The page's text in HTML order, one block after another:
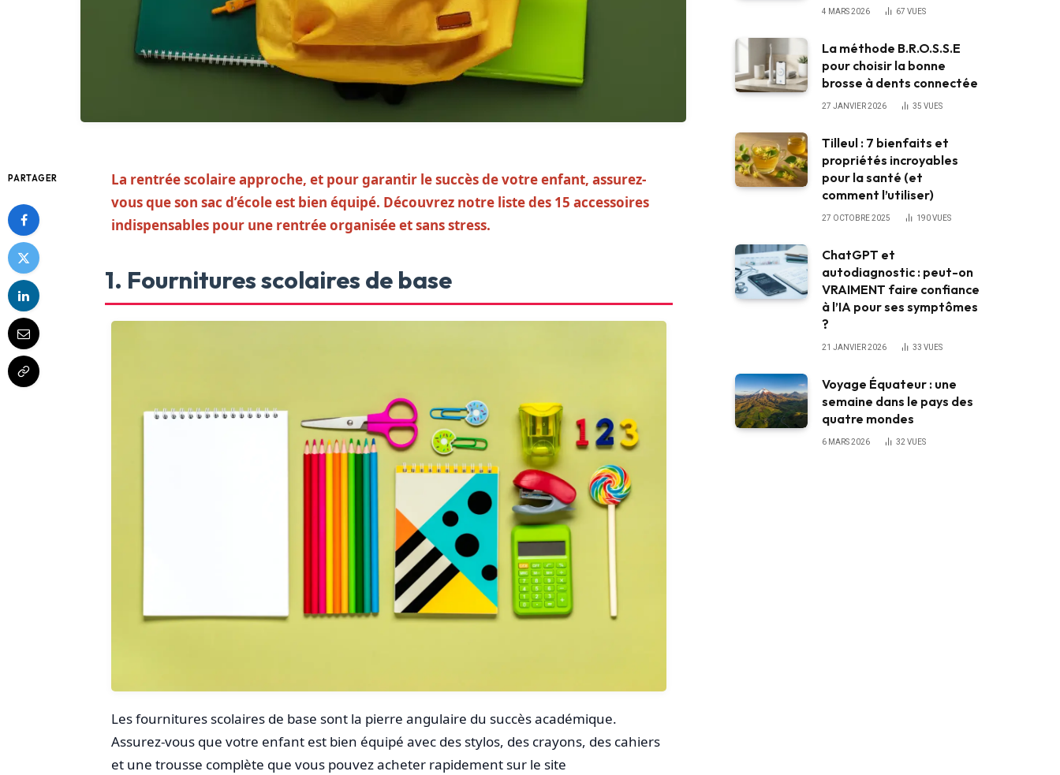
PARTAGER
La rentrée scolaire approche, et pour garantir le succès de votre enfant, assurez-
vous que son sac d’école est bien équipé. Découvrez notre liste des 15 accessoires
indispensables pour une rentrée organisée et sans stress.
1. Fournitures scolaires de base
Les fournitures scolaires de base sont la pierre angulaire du succès académique.
Assurez-vous que votre enfant est bien équipé avec des stylos, des crayons, des cahiers
et une trousse complète que vous pouvez acheter rapidement sur le site
4 MARS 2026 67 VUES
La méthode B.R.O.S.S.E
pour choisir la bonne
brosse à dents connectée
27 JANVIER 2026 35 VUES
Tilleul : 7 bienfaits et
propriétés incroyables
pour la santé (et
comment l’utiliser)
27 OCTOBRE 2025 190VUES
ChatGPT et
autodiagnostic : peut-on
VRAIMENT faire confiance
à l’IA pour ses symptômes
?
21 JANVIER 2026 33 VUES
Voyage Équateur : une
semaine dans le pays des
quatre mondes
6 MARS 2026 32 VUES